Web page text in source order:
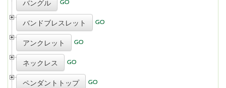
バングル
バンドブレスレット
アンクレット
ネックレス
ペンダントトップ